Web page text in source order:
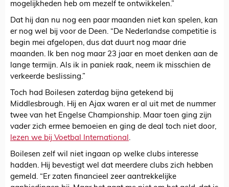
mogelijkheden heb om mezelf te ontwikkelen.”
Dat hij dan nu nog een paar maanden niet kan spelen, kan
er nog wel bij voor de Deen. “De Nederlandse competitie is
begin mei afgelopen, dus dat duurt nog maar drie
maanden. Ik ben nog maar 23 jaar en moet denken aan de
lange termijn. Als ik in paniek raak, neem ik misschien de
verkeerde beslissing.”
Toch had Boilesen zaterdag bijna getekend bij
Middlesbrough. Hij en Ajax waren er al uit met de nummer
twee van het Engelse Championship. Maar toen ging zijn
vader zich ermee bemoeien en ging de deal toch niet door,
lezen we bij Voetbal International.
Boilesen zelf wil niet ingaan op welke clubs interesse
hadden. Hij bevestigt wel dat meerdere clubs zich hebben
gemeld. “Er zaten financieel zeer aantrekkelijke